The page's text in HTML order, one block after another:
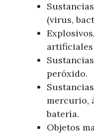
(virus,
artificiales
peróxido.
mercurio,
batería.
Objetos